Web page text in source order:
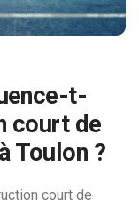
t-
court de
Toulon ?
court de